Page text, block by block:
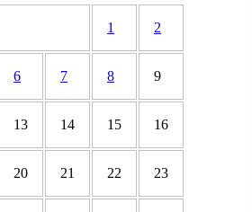
1 2
6 7 8 9
13 14 15 16
20 21 22 23